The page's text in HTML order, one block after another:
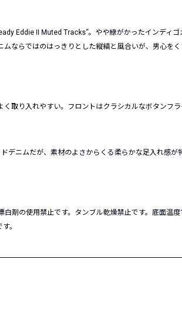
Eddie II Muted Tracks”。やや緑がかったインディゴ
ならではのはっきりとした縦縞と風合いが、男心を
取り入れやすい。フロントはクラシカルなボタンフラ
デニムだが、素材のよさからくる柔らかな足入れ感が
剤の使用禁止です。タンブル乾燥禁止です。底面温
。